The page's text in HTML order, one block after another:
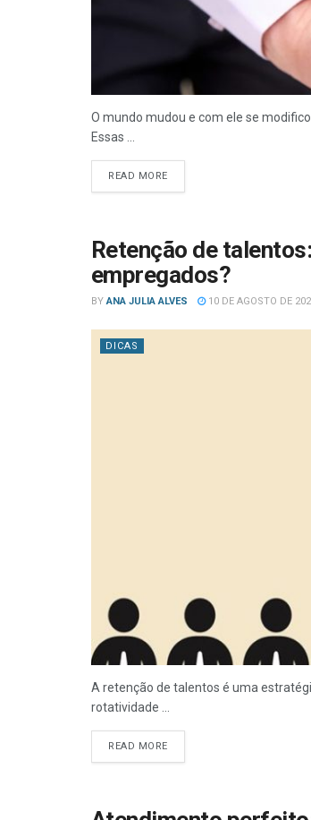
O mundo mudou e com ele se
Essas ...
READ MORE
Retenção de
empregados?
BY ANA JULIA ALVES 10 DE AGOSTO DE
DICAS
A retenção de talentos é uma
rotatividade ...
READ MORE